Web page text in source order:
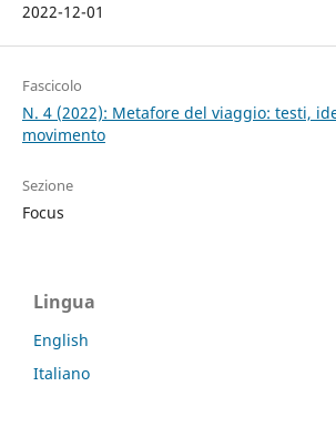
2022-12-01
Fascicolo
N. 4 (2022): Metafore del viaggio: testi,
movimento
Sezione
Focus
Lingua
English
Italiano